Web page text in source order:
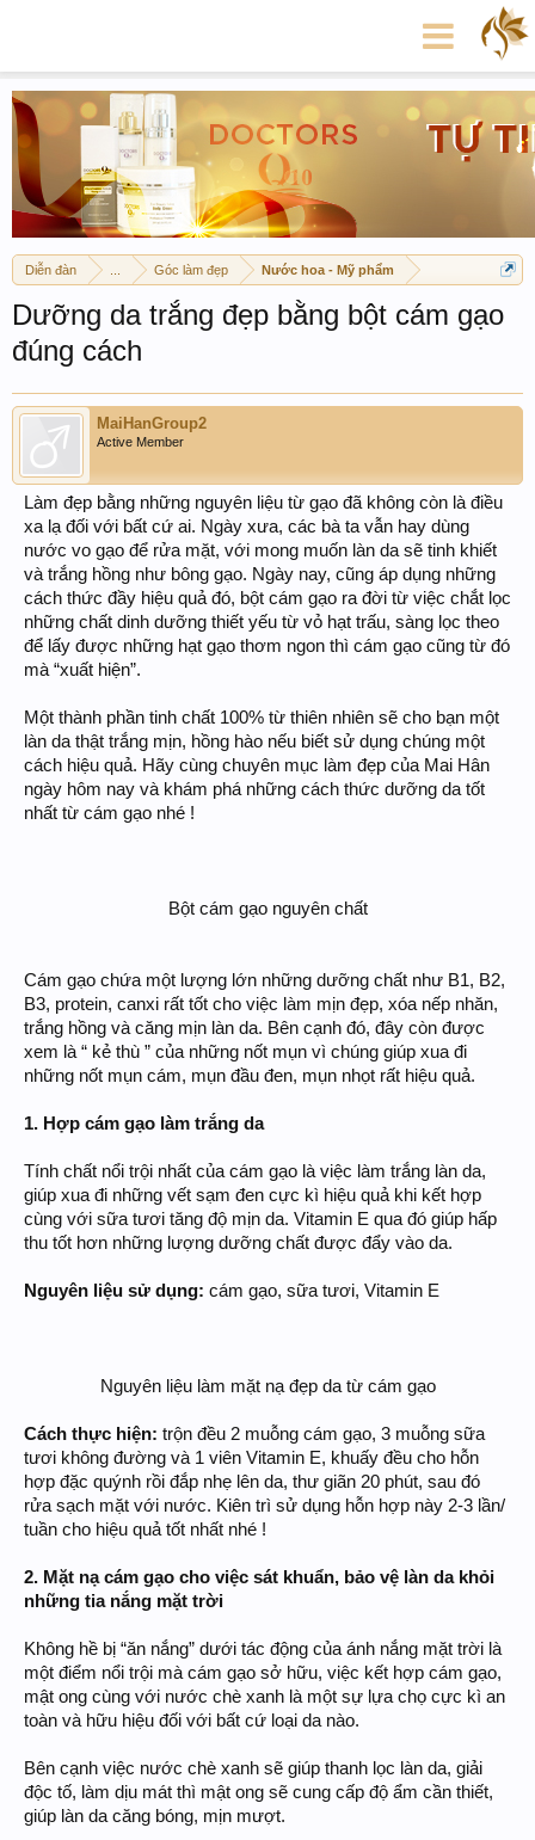
Diễn đàn Góc làm đẹp Nước hoa - Mỹ phẩm
Dưỡng da trắng đẹp bằng bột cám gạo
đúng cách
MaiHanGroup2
Active Member
Làm đẹp bằng những nguyên liệu từ gạo đã không còn là điều
xa lạ đối với bất cứ ai. Ngày xưa, các bà ta vẫn hay dùng
nước vo gạo để rửa mặt, với mong muốn làn da sẽ tinh khiết
và trắng hồng như bông gạo. Ngày nay, cũng áp dụng những
cách thức đầy hiệu quả đó, bột cám gạo ra đời từ việc chắt lọc
những chất dinh dưỡng thiết yếu từ vỏ hạt trấu, sàng lọc theo
để lấy được những hạt gạo thơm ngon thì cám gạo cũng từ đó
mà “xuất hiện”.
Một thành phần tinh chất 100% từ thiên nhiên sẽ cho bạn một
làn da thật trắng mịn, hồng hào nếu biết sử dụng chúng một
cách hiệu quả. Hãy cùng chuyên mục làm đẹp của Mai Hân
ngày hôm nay và khám phá những cách thức dưỡng da tốt
nhất từ cám gạo nhé !
Bột cám gạo nguyên chất
Cám gạo chứa một lượng lớn những dưỡng chất như B1, B2,
B3, protein, canxi rất tốt cho việc làm mịn đẹp, xóa nếp nhăn,
trắng hồng và căng mịn làn da. Bên cạnh đó, đây còn được
xem là “ kẻ thù ” của những nốt mụn vì chúng giúp xua đi
những nốt mụn cám, mụn đầu đen, mụn nhọt rất hiệu quả.
1. Hợp cám gạo làm trắng da
Tính chất nổi trội nhất của cám gạo là việc làm trắng làn da,
giúp xua đi những vết sạm đen cực kì hiệu quả khi kết hợp
cùng với sữa tươi tăng độ mịn da. Vitamin E qua đó giúp hấp
thu tốt hơn những lượng dưỡng chất được đẩy vào da.
Nguyên liệu sử dụng: cám gạo, sữa tươi, Vitamin E
Nguyên liệu làm mặt nạ đẹp da từ cám gạo
Cách thực hiện: trộn đều 2 muỗng cám gạo, 3 muỗng sữa
tươi không đường và 1 viên Vitamin E, khuấy đều cho hỗn
hợp đặc quýnh rồi đắp nhẹ lên da, thư giãn 20 phút, sau đó
rửa sạch mặt với nước. Kiên trì sử dụng hỗn hợp này 2-3 lần/
tuần cho hiệu quả tốt nhất nhé !
2. Mặt nạ cám gạo cho việc sát khuẩn, bảo vệ làn da khỏi
những tia nắng mặt trời
Không hề bị “ăn nắng” dưới tác động của ánh nắng mặt trời là
một điểm nổi trội mà cám gạo sở hữu, việc kết hợp cám gạo,
mật ong cùng với nước chè xanh là một sự lựa chọ cực kì an
toàn và hữu hiệu đối với bất cứ loại da nào.
Bên cạnh việc nước chè xanh sẽ giúp thanh lọc làn da, giải
độc tố, làm dịu mát thì mật ong sẽ cung cấp độ ẩm cần thiết,
giúp làn da căng bóng, mịn mượt.